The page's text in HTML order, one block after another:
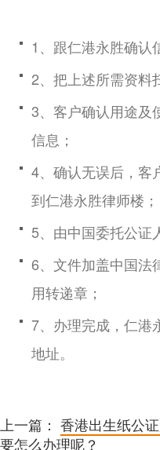
1、跟仁港永胜确认
2、把上述所需资料
3、客户确认用途及
信息；
4、确认无误后，客
到仁港永胜律师楼；
5、由中国委托公证
6、文件加盖中国法
用转递章；
7、办理完成，仁港
地址。
上一篇： 香港出生纸公
要怎么办理呢？